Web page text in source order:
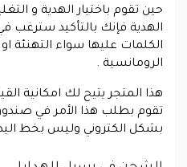
حين تقوم باختيار الهدية و
الهدية فإنك بالتأكيد سترغب
الكلمات عليها سواء التهنئة
الرومانسية .
هذا المتجر يتيح لك امكانية
تقوم بطلب هذا الأمر في
بشكل الكتروني وليس بخط